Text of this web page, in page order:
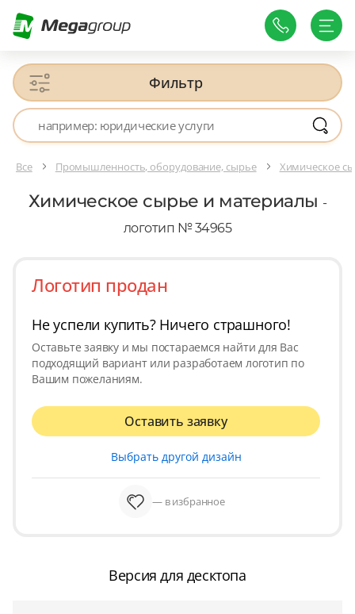
Фильтр
Все Промышленность, оборудование, сырье Химическое
Химическое сырье и материалы -
логотип № 34965
Логотип продан
Не успели купить? Ничего страшного!
Оставьте заявку и мы постараемся найти для Вас
подходящий вариант или разработаем логотип по
Вашим пожеланиям.
Оставить заявку
Выбрать другой дизайн
— в избранное
Версия для десктопа